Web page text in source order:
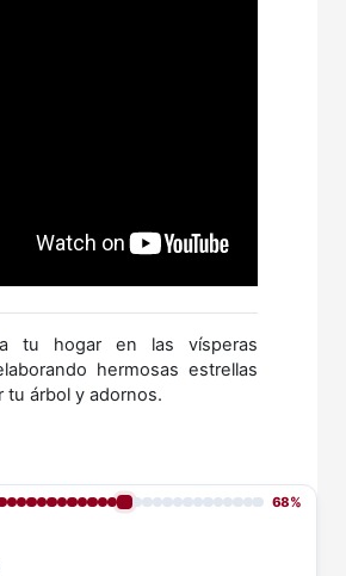
tu hogar en las vísperas
hermosas estrellas
tu árbol y adornos.
68%